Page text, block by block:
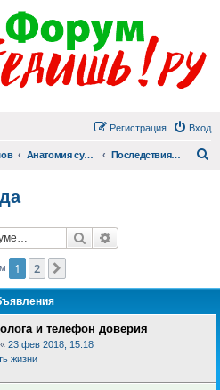
Вход
Регистрация
Анатомия суицида Последствия суицида
Поиск
1 2
и телефон доверия
« 23 фев 2018, 15:18
жизни